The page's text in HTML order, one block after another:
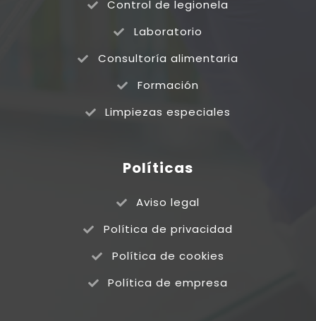
Control de legionela
Laboratorio
Consultoría alimentaria
Formación
Limpiezas especiales
Políticas
Aviso legal
Política de privacidad
Política de cookies
Política de empresa